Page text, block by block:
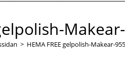
> HEMA FREE gelpolish-Makear-